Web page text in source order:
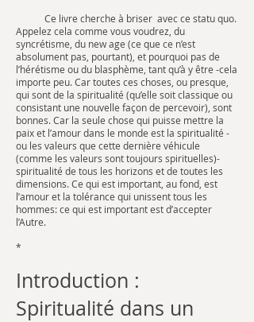
Ce livre cherche à briser avec ce statu quo.
Appelez cela comme vous voudrez, du
syncrétisme, du new age (ce que ce n’est
absolument pas, pourtant), et pourquoi pas de
l’hérétisme ou du blasphème, tant qu’à y être -cela
importe peu. Car toutes ces choses, ou presque,
qui sont de la spiritualité (qu’elle soit classique ou
consistant une nouvelle façon de percevoir), sont
bonnes. Car la seule chose qui puisse mettre la
paix et l’amour dans le monde est la spiritualité -
ou les valeurs que cette dernière véhicule
(comme les valeurs sont toujours spirituelles)-
spiritualité de tous les horizons et de toutes les
dimensions. Ce qui est important, au fond, est
l’amour et la tolérance qui unissent tous les
hommes: ce qui est important est d’accepter
l’Autre.
*
Introduction :
Spiritualité dans un